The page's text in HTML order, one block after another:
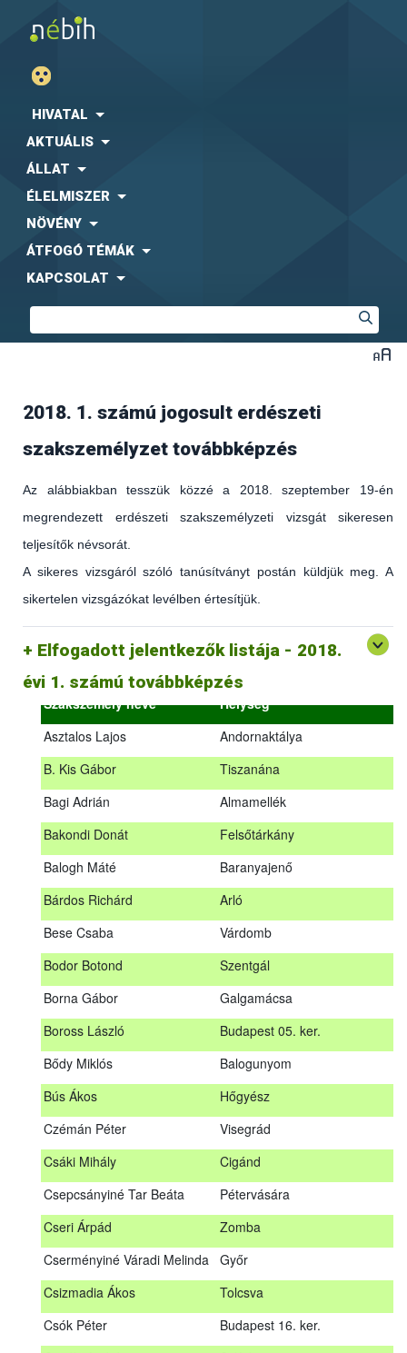
HIVATAL
AKTUÁLIS
ÁLLAT
ÉLELMISZER
NÖVÉNY
ÁTFOGÓ TÉMÁK
KAPCSOLAT
2018. 1. számú jogosult erdészeti
szakszemélyzet továbbképzés
Az alábbiakban tesszük közzé a 2018. szeptember 19-én
megrendezett erdészeti szakszemélyzeti vizsgát sikeresen
teljesítők névsorát.
A sikeres vizsgáról szóló tanúsítványt postán küldjük meg. A
sikertelen vizsgázókat levélben értesítjük.
Elfogadott jelentkezők listája - 2018.
évi 1. számú továbbképzés
(az erdőgazdálkodást és az erdészeti szakirányítást érintő
hatályos jogszabályokról és azok alkalmazásáról szóló
általános továbbképzés)
2018.09.18. – 2018.09.19.
Szakszemély neve
Helység
Asztalos Lajos
Andornaktálya
B. Kis Gábor
Tiszanána
Bagi Adrián
Almamellék
Bakondi Donát
Felsőtárkány
Balogh Máté
Baranyajenő
Bárdos Richárd
Arló
Bese Csaba
Várdomb
Bodor Botond
Szentgál
Borna Gábor
Galgamácsa
Boross László
Budapest 05. ker.
Bődy Miklós
Balogunyom
Bús Ákos
Hőgyész
Czémán Péter
Visegrád
Csáki Mihály
Cigánd
Csepcsányiné Tar Beáta
Pétervására
Cseri Árpád
Zomba
Cserményiné Váradi Melinda Győr
Csizmadia Ákos
Tolcsva
Csók Péter
Budapest 16. ker.
Az alábbiakban tesszük közzé a 2018. szeptember 19-én
megrendezett erdészeti szakszemélyzeti vizsgát sikeresen
teljesítők névsorát.
A sikeres vizsgáról szóló tanúsítványt postán küldjük meg. A
Tiszanána
Almamellék
Felsőtárkány
Balogh Máté
Baranyajenő
Arló
Várdomb
Bodor Botond
Szentgál
Boross László
Bődy Miklós
Bús Ákos
Hőgyész
Barcs